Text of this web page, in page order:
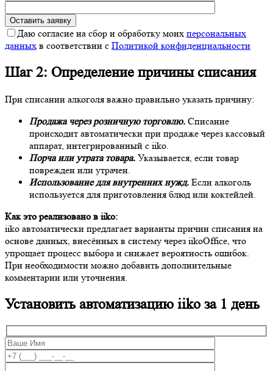
Даю согласие на сбор и обработку моих персональных
данных в соответствии с Политикой конфиденциальности
Шаг 2: Определение причины списания
При списании алкоголя важно правильно указать причину:
Продажа через розничную торговлю. Списание
происходит автоматически при продаже через кассовый
аппарат, интегрированный с iiko.
Порча или утрата товара. Указывается, если товар
поврежден или утрачен.
Использование для внутренних нужд. Если алкоголь
используется для приготовления блюд или коктейлей.
Как это реализовано в iiko:
iiko автоматически предлагает варианты причин списания на
основе данных, внесённых в систему через iikoOffice, что
упрощает процесс выбора и снижает вероятность ошибок.
При необходимости можно добавить дополнительные
комментарии или уточнения.
Установить автоматизацию iiko за 1 день